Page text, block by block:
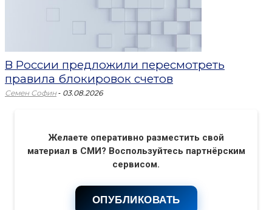
В России предложили пересмотреть
правила блокировок счетов
Семен Софин - 03.08.2026
Желаете оперативно разместить свой
материал в СМИ? Воспользуйтесь партнёрским
сервисом.
ОПУБЛИКОВАТЬ